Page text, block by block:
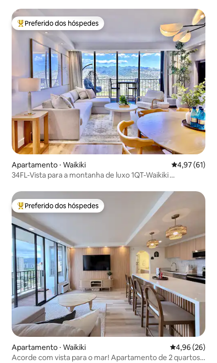
Entre os melhores preferidos dos hóspedes
Preferido dos hóspedes
Apartamento ⋅ Waikiki 4,97 de uma
4,97 (61)
34FL-Vista para a montanha de luxo 1QT-Waikiki
Entre os melhores preferidos dos hóspedes
Preferido dos hóspedes
Apartamento ⋅ Waikiki 4,96 de uma
4,96 (26)
Acorde com vista para o mar! Apartamento de 2 quartos